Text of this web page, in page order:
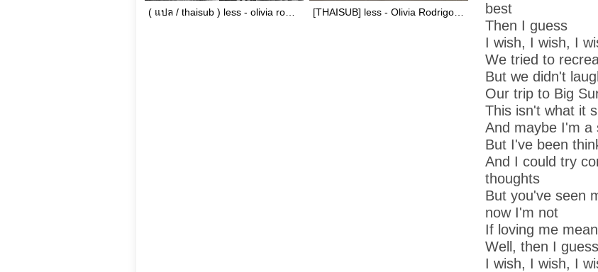
( แปล / thaisub ) less - olivia rodrigo [THAISUB] less - Olivia Rodrigo แปลเพลง
best
Then I guess
I wish, I wish, I
We tried to
But we didn't
Our trip to Big
This isn't what it
And maybe I'm a
But I've been
And I could try
thoughts
But you've seen
now I'm not
If loving me
Well, then I guess
I wish, I wish, I